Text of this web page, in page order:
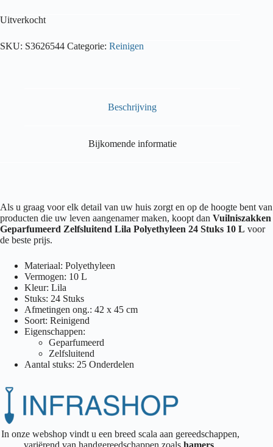
Uitverkocht
SKU: S3626544 Categorie: Reinigen
Beschrijving
Bijkomende informatie
Als u graag voor elk detail van uw huis zorgt en op de hoogte bent van
producten die uw leven aangenamer maken, koopt dan Vuilniszakken
Geparfumeerd Zelfsluitend Lila Polyethyleen 24 Stuks 10 L voor
de beste prijs.
Materiaal: Polyethyleen
Vermogen: 10 L
Kleur: Lila
Stuks: 24 Stuks
Afmetingen ong.: 42 x 45 cm
Soort: Reinigend
Eigenschappen:
Geparfumeerd
Zelfsluitend
Aantal stuks: 25 Onderdelen
In onze webshop vindt u een breed scala aan gereedschappen,